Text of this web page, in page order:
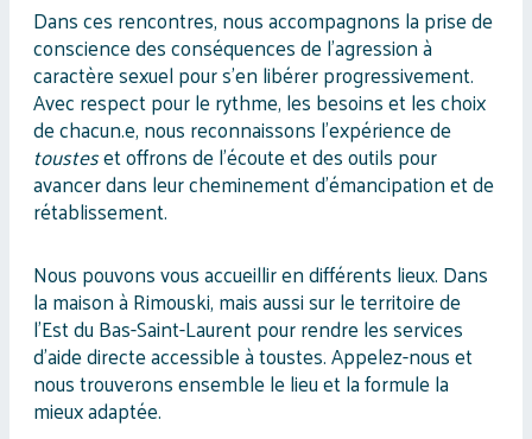
Dans ces rencontres, nous accompagnons la prise de
conscience des conséquences de l’agression à
caractère sexuel pour s’en libérer progressivement.
Avec respect pour le rythme, les besoins et les choix
de chacun.e, nous reconnaissons l’expérience de
tousteset offrons de l’écoute et des outils pour
avancer dans leur cheminement d’émancipation et de
rétablissement.
Nous pouvons vous accueillir en différents lieux. Dans
la maison à Rimouski, mais aussi sur le territoire de
l’Est du Bas-Saint-Laurent pour rendre les services
d'aide directe accessible à toustes. Appelez-nous et
nous trouverons ensemble le lieu et la formule la
mieux adaptée.